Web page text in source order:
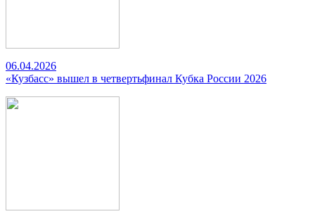
06.04.2026
«Кузбасс» вышел в четвертьфинал Кубка России 2026